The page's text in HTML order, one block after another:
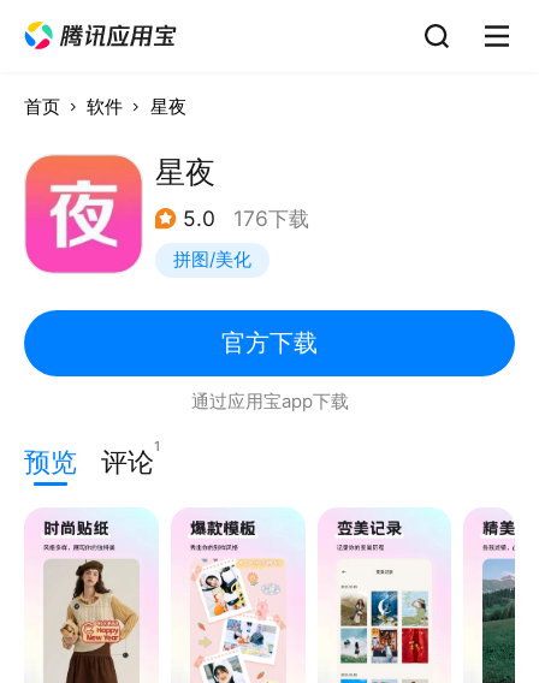
首页 软件 星夜
星夜
5.0 176下载
拼图/美化
官方下载
通过应用宝app下载
预览 评论1